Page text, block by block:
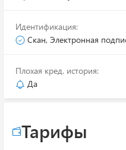
Идентификация:
Скан, Электронная
Плохая кред. история:
Да
Тарифы